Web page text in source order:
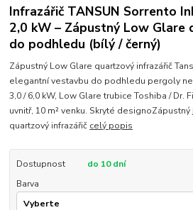
Infrazářič TANSUN Sorrento
2,0 kW – Zápustný Low Glare
do podhledu (bílý / černý)
Zápustný Low Glare quartzový infrazářič
elegantní vestavbu do podhledu pergoly
3,0 / 6,0 kW, Low Glare trubice Toshiba / Dr.
uvnitř, 10 m² venku. Skryté
quartzový infrazářič celý popis
Dostupnost
do 10 dní
Barva